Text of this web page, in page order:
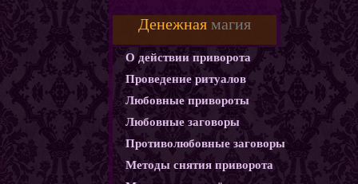
Денежная магия
О действии приворота
Проведение ритуалов
Любовные привороты
Любовные заговоры
Противолюбовные заговоры
Методы снятия приворота